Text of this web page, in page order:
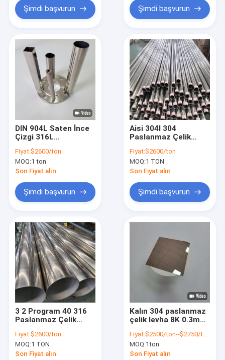
Evde
Ürün
Videolar
Bizim Hakkımızda
Fabrika turu
Kalite Kontrolü
316L Paslanmaz Çelik Boru
304 paslanmaz çelik boru
Paslanmaz Çelik Dikişli Boru
dikişsiz ss boru
Paslanmaz çelik sac
Şimdi başvurun Şimdi başvurun
DIN 904L Saten İnce
Çizgi 316L
Boru 430 420j2 420j1
410 5mm
Fiyat:$2600/ton
MOQ:1 ton
Son Fiyat alın
Şimdi başvurun
Aisi 304l 304
Paslanmaz Çelik
2b No.4 Ayna Finish
304 Ss Boru
Fiyat:$2600/ton
MOQ:1 TON
Son Fiyat alın
Şimdi başvurun
3 2 Program 40 316
Paslanmaz Çelik
14mm 15mm 2B BA
Sa 213 Tp 316l
Fiyat:$2600/ton
MOQ:1 TON
Son Fiyat alın
Kalın 304 paslanmaz
çelik levha 8K 0.3mm
şekillendirilebilirlikle
Fiyat:$2500/ton--$2750/ton
MOQ:1ton
Son Fiyat alın